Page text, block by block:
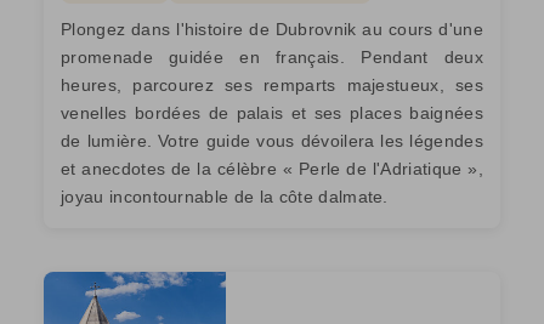
Plongez dans l'histoire de Dubrovnik au cours d'une
promenade guidée en français. Pendant deux
heures, parcourez ses remparts majestueux, ses
venelles bordées de palais et ses places baignées
de lumière. Votre guide vous dévoilera les légendes
et anecdotes de la célèbre « Perle de l'Adriatique »,
joyau incontournable de la côte dalmate.